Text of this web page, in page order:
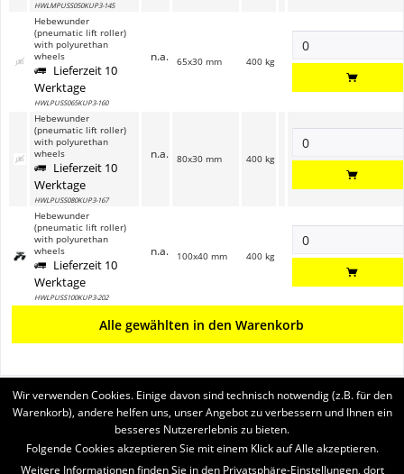
HWLMPUSS050KUP3-145
Hebewunder
(pneumatic lift roller)
with polyurethan
wheels
Lieferzeit 10
Werktage
HWLPUSS065KUP3-160
n.a. 65x30 mm 400 kg
Hebewunder
(pneumatic lift roller)
with polyurethan
wheels
Lieferzeit 10
Werktage
HWLPUSS080KUP3-167
n.a. 80x30 mm 400 kg
Hebewunder
(pneumatic lift roller)
with polyurethan
wheels
Lieferzeit 10
Werktage
HWLPUSS100KUP3-202
n.a. 100x40 mm 400 kg
Alle gewählten in den Warenkorb
BRUKERSTØTTE
SERVICE
Wir verwenden Cookies. Einige davon sind technisch notwendig (z.B. für den
Warenkorb), andere helfen uns, unser Angebot zu verbessern und Ihnen ein
besseres Nutzererlebnis zu bieten.
Folgende Cookies akzeptieren Sie mit einem Klick auf Alle akzeptieren.
Weitere Informationen finden Sie in den Privatsphäre-Einstellungen, dort